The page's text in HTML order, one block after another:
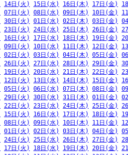
14日(火) 15日(水) 16日(木) 17日(金)
07日(火) 08日(水) 09日(木) 10日(金)
30日(火) 01日(水) 02日(木) 03日(金)
23日(火) 24日(水) 25日(木) 26日(金)
16日(火) 17日(水) 18日(木) 19日(金)
09日(火) 10日(水) 11日(木) 12日(金)
02日(火) 03日(水) 04日(木) 05日(金)
26日(火) 27日(水) 28日(木) 29日(金)
19日(火) 20日(水) 21日(木) 22日(金)
12日(火) 13日(水) 14日(木) 15日(金)
05日(火) 06日(水) 07日(木) 08日(金)
29日(火) 30日(水) 31日(木) 01日(金)
22日(火) 23日(水) 24日(木) 25日(金)
15日(火) 16日(水) 17日(木) 18日(金)
08日(火) 09日(水) 10日(木) 11日(金)
01日(火) 02日(水) 03日(木) 04日(金)
24日(火) 25日(水) 26日(木) 27日(金)
17日(火) 18日(水) 19日(木) 20日(金)